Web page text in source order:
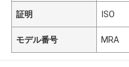
証明 ISO
モデル番号 MRA